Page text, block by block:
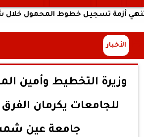
تسجيل خطوط المحمول خلال شهر
الأخبار
وزيرة التخطيط وأمين
للجامعات يكرمان الفرق
جامعة عين